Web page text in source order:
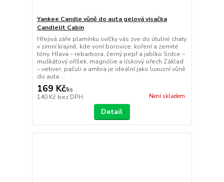
Yankee Candle vůně do auta gelová visačka
Candlelit Cabin
Hřejivá záře plamínku svíčky vás zve do útulné chaty
v zimní krajině, kde voní borovice, koření a zemité
tóny. Hlava – rebarbora, černý pepř a jablko Srdce –
muškátový oříšek, magnólie a lískový ořech Základ
– vetiver, pačuli a ambra je ideální jako luxusní vůně
do auta ...
169 Kč/ks
140 Kč bez DPH Není skladem
Detail